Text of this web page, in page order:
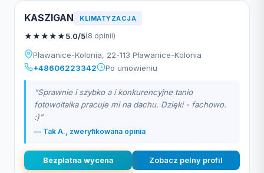
KASZIGAN KLIMATYZACJA
★★★★★5.0/5(8 opinii)
Pławanice-Kolonia, 22-113 Pławanice-Kolonia
+48606223342
Po umowieniu
"Sprawnie i szybko a i konkurencyjne tanio
fotowoltaika pracuje mi na dachu. Dzięki - fachowo.
:)"
— Tak A., zweryfikowana opinia
Bezplatna wycena Zobacz pelny profil